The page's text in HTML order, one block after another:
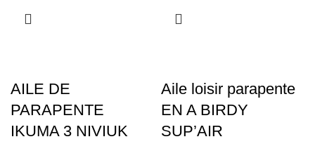
AILE DE
PARAPENTE
IKUMA 3 NIVIUK
Aile loisir parapente
EN A BIRDY
SUP’AIR